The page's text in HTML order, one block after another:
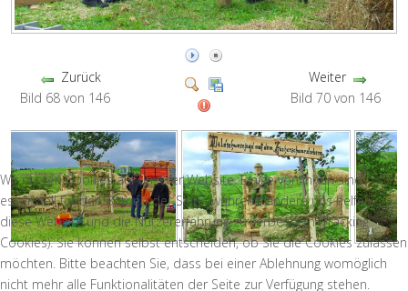
Zurück
Bild 68 von 146
Weiter
Bild 70 von 146
Wir nutzen Cookies auf unserer Website. Einige von ihnen sind
essenziell für den Betrieb der Seite, während andere uns helfen,
diese Website und die Nutzererfahrung zu verbessern (Tracking
Cookies). Sie können selbst entscheiden, ob Sie die Cookies zulassen
möchten. Bitte beachten Sie, dass bei einer Ablehnung womöglich
nicht mehr alle Funktionalitäten der Seite zur Verfügung stehen.